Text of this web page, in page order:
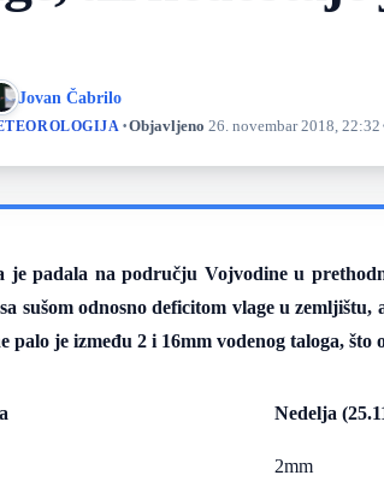
Jovan Čabrilo
·Objavljeno 26. novembar 2018, 22:32
je padala na području Vojvodine u
sušom odnosno deficitom vlage u
palo je između 2 i 16mm vodenog taloga, što
Nedelja
2mm